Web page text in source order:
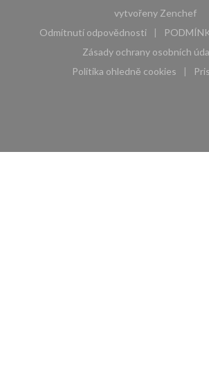
vytvořeny Zenchef
Odmítnutí odpovědnosti
((otevře se v novém okně))
Zásady ochrany osobních
((otevře se
Politika ohledně cookies
((otevře se v